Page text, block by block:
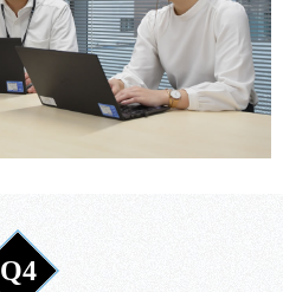
Q4